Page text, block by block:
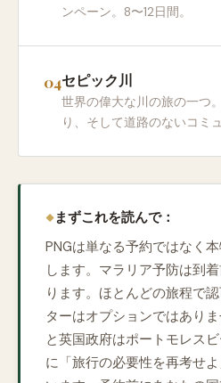
ンペーン。8〜12日間。
セピック川
世界の偉大な川の旅の一つ
り、そして道路のないコミ
まずこれを読んで：
PNGは単なる予約ではなく
します。マラリア予防は到
ります。ほとんどの旅程で
ターはオプションではありま
と英国政府はポートモレスビ
に「旅行の必要性を再考せよ